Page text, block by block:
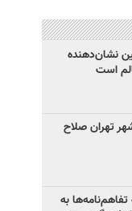
نشان‌دهنده
است
تهران صلاح
به